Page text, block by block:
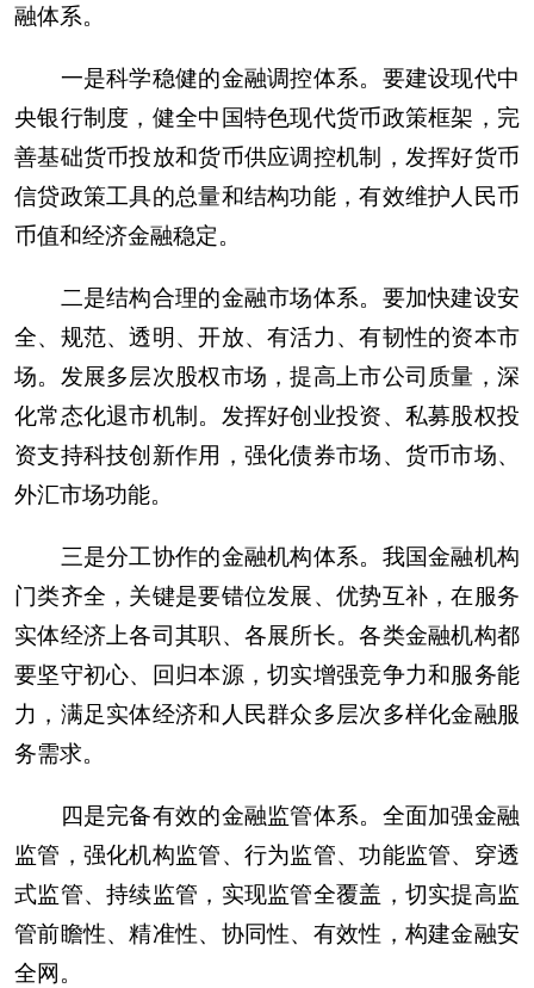
融体系。
一是科学稳健的金融调控体系。要建设现代中
央银行制度，健全中国特色现代货币政策框架，完
善基础货币投放和货币供应调控机制，发挥好货币
信贷政策工具的总量和结构功能，有效维护人民币
币值和经济金融稳定。
二是结构合理的金融市场体系。要加快建设安
全、规范、透明、开放、有活力、有韧性的资本市
场。发展多层次股权市场，提高上市公司质量，深
化常态化退市机制。发挥好创业投资、私募股权投
资支持科技创新作用，强化债券市场、货币市场、
外汇市场功能。
三是分工协作的金融机构体系。我国金融机构
门类齐全，关键是要错位发展、优势互补，在服务
实体经济上各司其职、各展所长。各类金融机构都
要坚守初心、回归本源，切实增强竞争力和服务能
力，满足实体经济和人民群众多层次多样化金融服
务需求。
四是完备有效的金融监管体系。全面加强金融
监管，强化机构监管、行为监管、功能监管、穿透
式监管、持续监管，实现监管全覆盖，切实提高监
管前瞻性、精准性、协同性、有效性，构建金融安
全网。